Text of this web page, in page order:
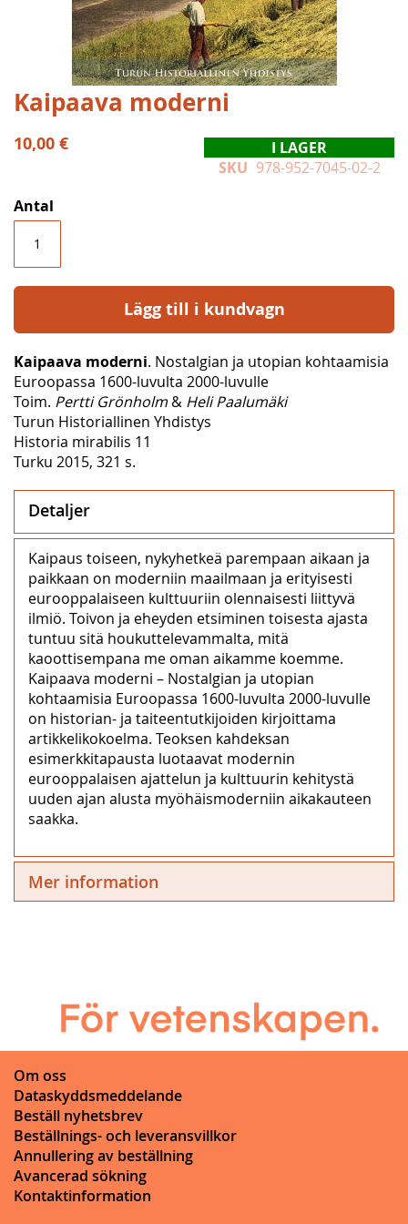
Hoppa
till
början
av
Kaipaava moderni
10,00 €
I LAGER
SKU 978-952-7045-02-2
Antal
Lägg till i kundvagn
Kaipaava moderni. Nostalgian ja utopian kohtaamisia
Euroopassa 1600-luvulta 2000-luvulle
Toim. Pertti Grönholm& Heli Paalumäki
Turun Historiallinen Yhdistys
Historia mirabilis 11
Turku 2015, 321 s.
Detaljer
Kaipaus toiseen, nykyhetkeä parempaan aikaan ja
paikkaan on moderniin maailmaan ja erityisesti
eurooppalaiseen kulttuuriin olennaisesti liittyvä
ilmiö. Toivon ja eheyden etsiminen toisesta ajasta
tuntuu sitä houkuttelevammalta, mitä
kaoottisempana me oman aikamme koemme.
Kaipaava moderni – Nostalgian ja utopian
kohtaamisia Euroopassa 1600-luvulta 2000-luvulle
on historian- ja taiteentutkijoiden kirjoittama
artikkelikokoelma. Teoksen kahdeksan
esimerkkitapausta luotaavat modernin
eurooppalaisen ajattelun ja kulttuurin kehitystä
uuden ajan alusta myöhäismoderniin aikakauteen
saakka.
Mer information
Om oss
Dataskyddsmeddelande
Beställ nyhetsbrev
Beställnings- och leveransvillkor
Annullering av beställning
Avancerad sökning
Kontaktinformation